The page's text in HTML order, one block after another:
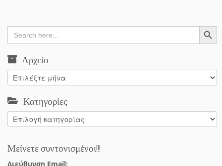
Search
for:
Search Button
Αρχείο
Αρχείο
Κατηγορίες
Κατηγορίες
Μείνετε συντονισμένοι!!!
Διεύθυνση Email: